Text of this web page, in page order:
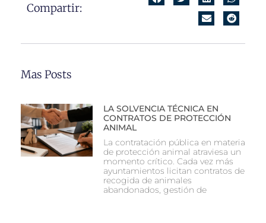
Compartir:
Mas Posts
LA SOLVENCIA TÉCNICA EN
CONTRATOS DE PROTECCIÓN
ANIMAL
La contratación pública en materia
de protección animal atraviesa un
momento crítico. Cada vez más
ayuntamientos licitan contratos de
recogida de animales
abandonados, gestión de